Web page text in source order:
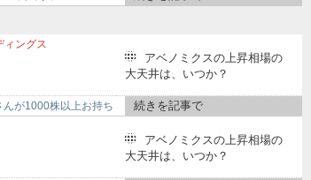
ィングス
アベノミクスの上昇相場の
大天井は、いつか？
が1000株以上お持ち
続きを記事で
アベノミクスの上昇相場の
大天井は、いつか？